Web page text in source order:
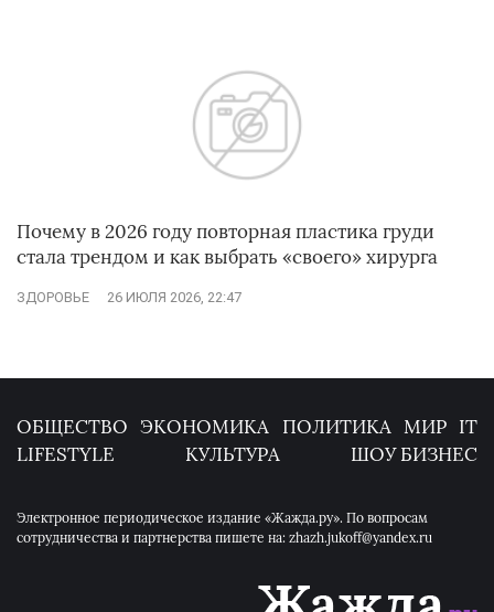
Почему в 2026 году повторная пластика груди
стала трендом и как выбрать «своего» хирурга
ЗДОРОВЬЕ 26 ИЮЛЯ 2026, 22:47
ОБЩЕСТВО ЭКОНОМИКА ПОЛИТИКА МИР IT
LIFESTYLE
КУЛЬТУРА ШОУ БИЗНЕС
Электронное периодическое издание «Жажда.ру». По вопросам
сотрудничества и партнерства пишете на: zhazh.jukoff@yandex.ru